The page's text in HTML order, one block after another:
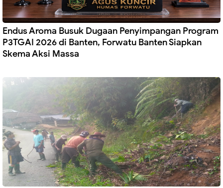
Endus Aroma Busuk Dugaan Penyimpangan Program
P3TGAI 2026 di Banten, Forwatu Banten Siapkan
Skema Aksi Massa